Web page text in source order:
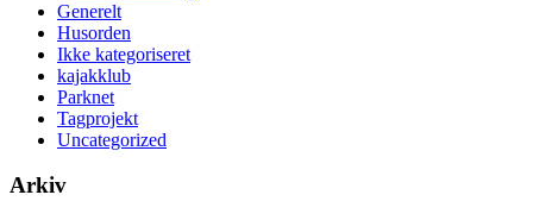
Generelt
Husorden
Ikke kategoriseret
kajakklub
Parknet
Tagprojekt
Uncategorized
Arkiv